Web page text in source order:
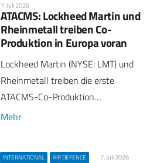
7. Juli 2026
ATACMS: Lockheed Martin und
Rheinmetall treiben Co-
Produktion in Europa voran
Lockheed Martin (NYSE: LMT) und
Rheinmetall treiben die erste
ATACMS-Co-Produktion…
Mehr
INTERNATIONAL AIR DEFENCE 7. Juli 2026